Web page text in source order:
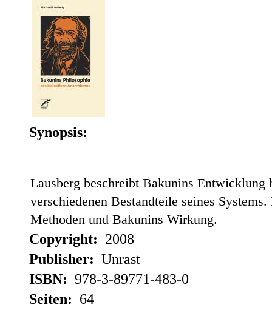
Synopsis:
Lausberg beschreibt Bakunins
verschiedenen Bestandteile seines
Methoden und Bakunins Wirkung.
Copyright: 2008
Publisher: Unrast
ISBN: 978-3-89771-483-0
Seiten: 64